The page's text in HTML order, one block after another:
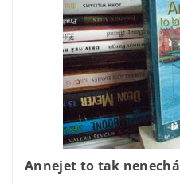
Annejet to tak nenechá